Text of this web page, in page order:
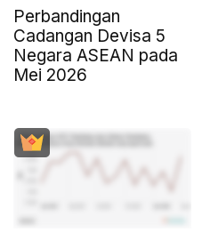
Perbandingan
Cadangan Devisa 5
Negara ASEAN pada
Mei 2026